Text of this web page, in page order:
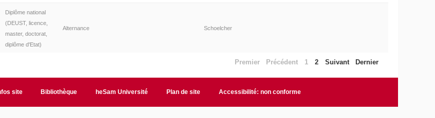
Diplôme national
(DEUST, licence,
master, doctorat,
diplôme d'Etat)
Alternance Schoelcher
Premier Précédent 1 2 Suivant Dernier
site Bibliothèque heSam Université Plan de site Accessibilité: non conforme